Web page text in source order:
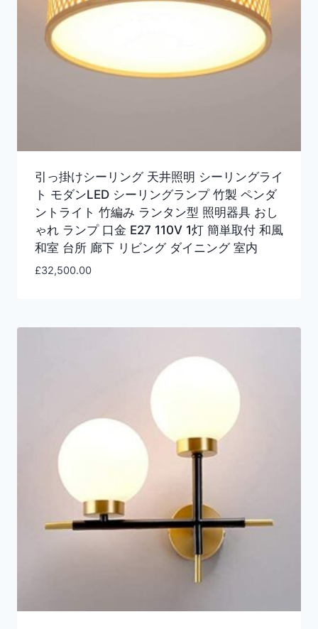
引っ掛けシーリング 天井照明 シーリングライ
ト モダンLED シーリングランプ 竹製 ペンダ
ントライト 竹編み ランタン型 照明器具 おし
ゃれ ランプ 口金 E27 110V 1灯 簡単取付 和風
和室 台所 廊下 リビング ダイニング 室内
£32,500.00